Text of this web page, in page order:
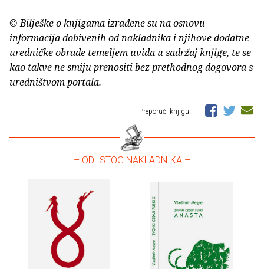
© Bilješke o knjigama izrađene su na osnovu
informacija dobivenih od nakladnika i njihove dodatne
uredničke obrade temeljem uvida u sadržaj knjige, te se
kao takve ne smiju prenositi bez prethodnog dogovora s
uredništvom portala.
Preporuči knjigu
– OD ISTOG NAKLADNIKA –